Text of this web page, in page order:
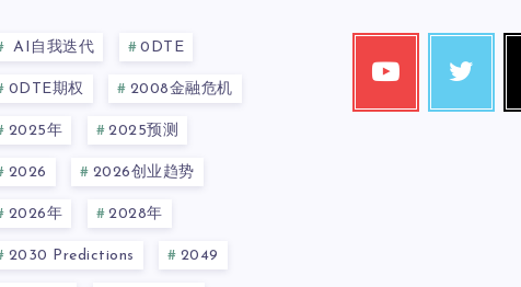
AI自我迭代 0DTE
0DTE期权 2008金融危机
2025年 2025预测
2026 2026创业趋势
2026年 2028年
2030 Predictions 2049